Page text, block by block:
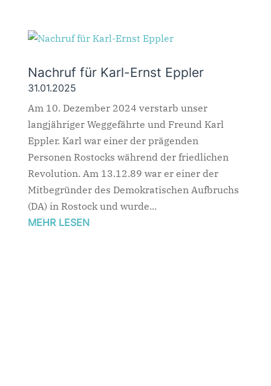
Nachruf für Karl-Ernst Eppler
31.01.2025
Am 10. Dezember 2024 verstarb unser
langjähriger Weggefährte und Freund Karl
Eppler. Karl war einer der prägenden
Personen Rostocks während der friedlichen
Revolution. Am 13.12.89 war er einer der
Mitbegründer des Demokratischen Aufbruchs
(DA) in Rostock und wurde...
MEHR LESEN